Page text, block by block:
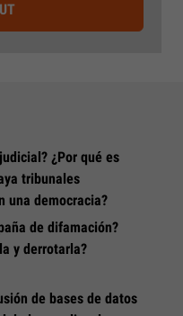
¿Por qué es
tribunales
una democracia?
de difamación?
y derrotarla?
de bases de datos